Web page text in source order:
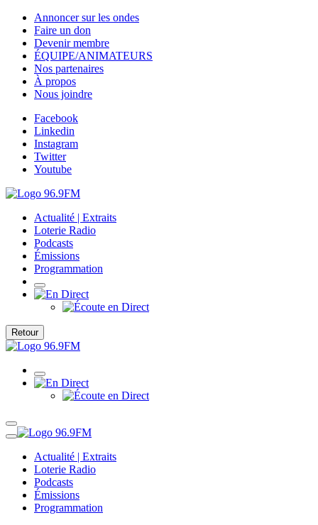
Annoncer sur les ondes
Faire un don
Devenir membre
ÉQUIPE/ANIMATEURS
Nos partenaires
À propos
Nous joindre
Facebook
Linkedin
Instagram
Twitter
Youtube
Actualité | Extraits
Loterie Radio
Podcasts
Émissions
Programmation
Retour
Actualité | Extraits
Loterie Radio
Podcasts
Émissions
Programmation